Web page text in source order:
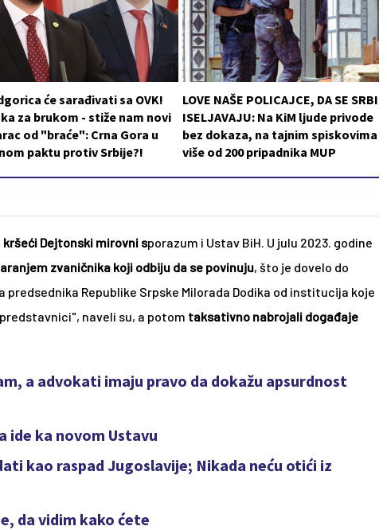
će sarađivati sa OVK!
za brukom - stiže nam novi
od "braće": Crna Gora u
paktu protiv Srbije?!
LOVE NAŠE POLICAJCE, DA SE SRBI
ISELJAVAJU: Na KiM ljude privode
bez dokaza, na tajnim spiskovima
više od 200 pripadnika MUP
kršeći Dejtonski mirovni sporazum i Ustav BiH. U julu 2023. godine
zvaničnika koji odbiju da se povinuju, što je dovelo do
Republike Srpske Milorada Dodika od institucija koje
naveli su, a potom taksativno nabrojali događaje
a advokati imaju pravo da dokažu apsurdnost
ide ka novom Ustavu
kao raspad Jugoslavije; Nikada neću otići iz
da vidim kako ćete